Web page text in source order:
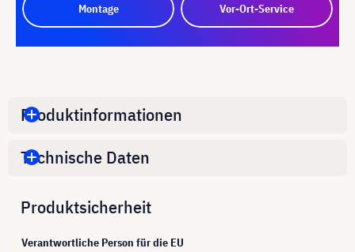
Montage Vor-Ort-Service
Produktinformationen
Technische Daten
Produktsicherheit
Verantwortliche Person für die EU